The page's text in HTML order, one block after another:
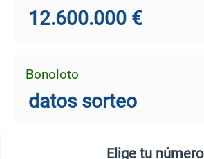
12.600.000 €
Bonoloto
datos sorteo
Elige tu número